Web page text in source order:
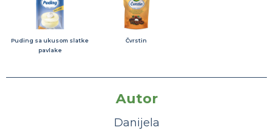
Puding sa ukusom slatke
pavlake
Čvrstin
Autor
Danijela